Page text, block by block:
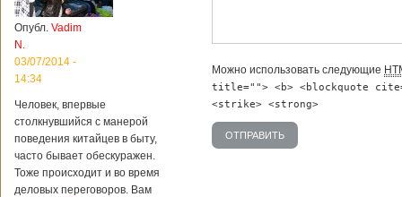
Опубл. Vadim
N.
03/07/2014 -
14:34
Человек, впервые
столкнувшийся с манерой
поведения китайцев в быту,
часто бывает обескуражен.
Тоже происходит и во время
деловых переговоров. Вам
Можно использовать следующие
title=""> <b> <blockquote
<strike> <strong>